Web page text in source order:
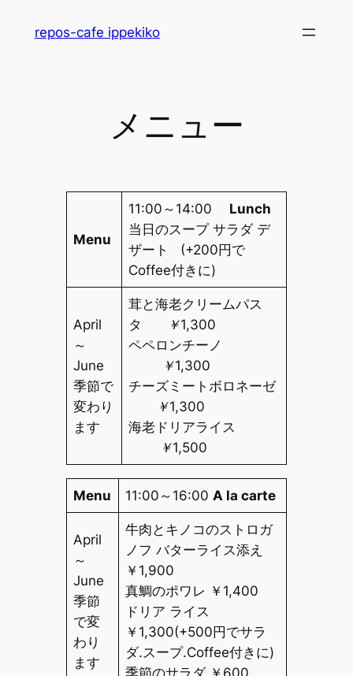
repos-cafe ippekiko
メニュー
Menu
11:00～14:00 Lunch
当日のスープ サラダ デ
ザート
(+200円で
Coffee付きに)
April
～
June
季節で
変わり
ます
茸と海老クリームパス
タ
￥1,300
ペペロンチーノ
￥1,300
チーズミートボロネーゼ
￥1,300
海老ドリアライス
￥1,500
Menu 11:00～16:00 A la carte
April
～
June
季節
で変
わり
ます
牛肉とキノコのストロガ
ノフ バターライス添え
￥ 1,900
真鯛のポワレ ￥ 1,400
ドリア ライス
￥ 1,300(+500円でサラ
ダ.スープ.Coffee付きに)
季節のサラダ ￥ 600